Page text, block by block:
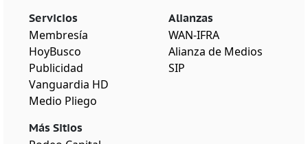
Servicios
Membresía
HoyBusco
Publicidad
Vanguardia HD
Medio Pliego
Más Sitios
Alianzas
WAN-IFRA
Alianza de Medios
SIP